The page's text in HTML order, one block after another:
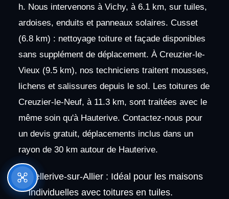
h. Nous intervenons à Vichy, à 6.1 km, sur tuiles,
ardoises, enduits et panneaux solaires. Cusset
(6.8 km) : nettoyage toiture et façade disponibles
sans supplément de déplacement. À Creuzier-le-
Vieux (9.5 km), nos techniciens traitent mousses,
lichens et salissures depuis le sol. Les toitures de
Creuzier-le-Neuf, à 11.3 km, sont traitées avec le
même soin qu'à Hauterive. Contactez-nous pour
un devis gratuit, déplacements inclus dans un
rayon de 30 km autour de Hauterive.
Bellerive-sur-Allier : Idéal pour les maisons
individuelles avec toitures en tuiles.